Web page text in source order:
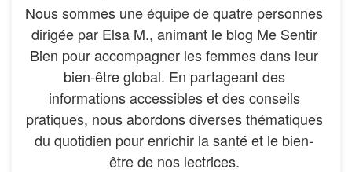
Nous sommes uneéquipede quatre personnes
dirigée par Elsa M., animant le blog Me Sentir
Bien pour accompagner les femmes dans leur
bien-être global. En partageant des
informations accessibles et des conseils
pratiques, nous abordons diverses thématiques
du quotidien pour enrichir la santé et le bien-
être de nos lectrices.